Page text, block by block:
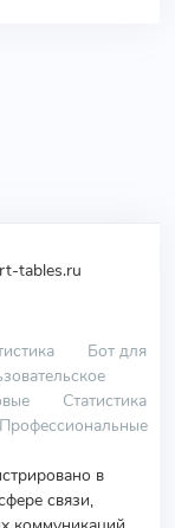
tables.ru
Бот для
Статистика
Профессиональные
в
связи,